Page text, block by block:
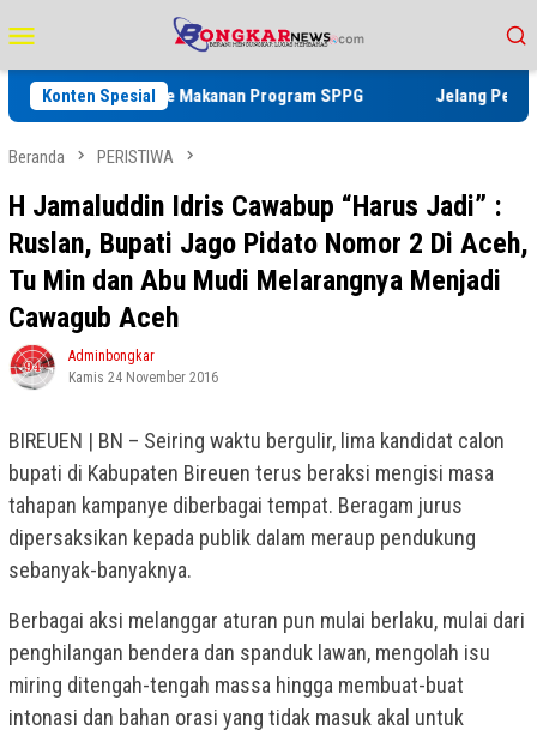
ke
kontenMobile
Konten Spesial
Makanan Program SPPG Jelang Perayaan HUT RI ke
Beranda PERISTIWA
H Jamaluddin Idris Cawabup “Harus Jadi” :
Ruslan, Bupati Jago Pidato Nomor 2 Di Aceh,
Tu Min dan Abu Mudi Melarangnya Menjadi
Cawagub Aceh
Adminbongkar
Kamis 24 November 2016
BIREUEN | BN – Seiring waktu bergulir, lima kandidat calon
bupati di Kabupaten Bireuen terus beraksi mengisi masa
tahapan kampanye diberbagai tempat. Beragam jurus
dipersaksikan kepada publik dalam meraup pendukung
sebanyak-banyaknya.
Berbagai aksi melanggar aturan pun mulai berlaku, mulai dari
penghilangan bendera dan spanduk lawan, mengolah isu
miring ditengah-tengah massa hingga membuat-buat
intonasi dan bahan orasi yang tidak masuk akal untuk